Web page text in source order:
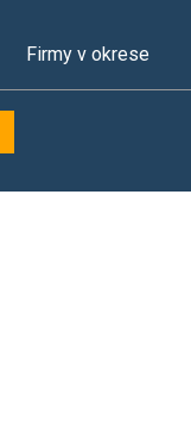
Firmy v okrese